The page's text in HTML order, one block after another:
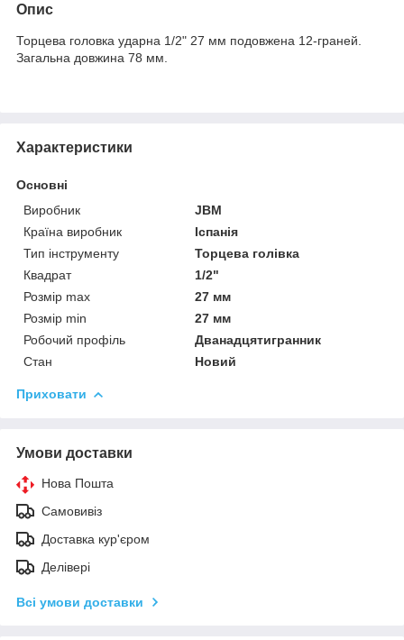
Опис
Торцева головка ударна 1/2" 27 мм подовжена 12-граней.
Загальна довжина 78 мм.
Характеристики
Основні
Виробник
JBM
Країна виробник
Іспанія
Тип інструменту
Торцева голівка
Квадрат
1/2"
Розмір max
27 мм
Розмір min
27 мм
Робочий профіль
Дванадцятигранник
Стан
Новий
Приховати
Умови доставки
Нова Пошта
Самовивіз
Доставка кур'єром
Делівері
Всі умови доставки